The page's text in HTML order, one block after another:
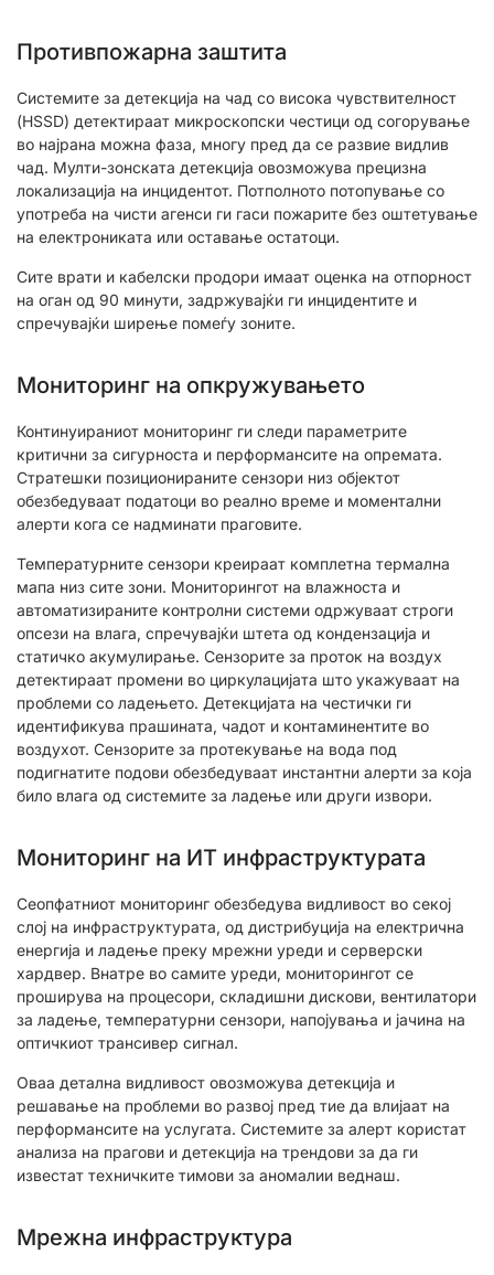
Противпожарна заштита
Системите за детекција на чад со висока чувствителност
(HSSD) детектираат микроскопски честици од согорување
во најрана можна фаза, многу пред да се развие видлив
чад. Мулти-зонската детекција овозможува прецизна
локализација на инцидентот. Потполното потопување со
употреба на чисти агенси ги гаси пожарите без оштетување
на електрониката или оставање остатоци.
Сите врати и кабелски продори имаат оценка на отпорност
на оган од 90 минути, задржувајќи ги инцидентите и
спречувајќи ширење помеѓу зоните.
Мониторинг на опкружувањето
Континуираниот мониторинг ги следи параметрите
критични за сигурноста и перформансите на опремата.
Стратешки позиционираните сензори низ објектот
обезбедуваат податоци во реално време и моментални
алерти кога се надминати праговите.
Температурните сензори креираат комплетна термална
мапа низ сите зони. Мониторингот на влажноста и
автоматизираните контролни системи одржуваат строги
опсези на влага, спречувајќи штета од кондензација и
статичко акумулирање. Сензорите за проток на воздух
детектираат промени во циркулацијата што укажуваат на
проблеми со ладењето. Детекцијата на честички ги
идентификува прашината, чадот и контаминентите во
воздухот. Сензорите за протекување на вода под
подигнатите подови обезбедуваат инстантни алерти за која
било влага од системите за ладење или други извори.
Мониторинг на ИТ инфраструктурата
Сеопфатниот мониторинг обезбедува видливост во секој
слој на инфраструктурата, од дистрибуција на електрична
енергија и ладење преку мрежни уреди и серверски
хардвер. Внатре во самите уреди, мониторингот се
проширува на процесори, складишни дискови, вентилатори
за ладење, температурни сензори, напојувања и јачина на
оптичкиот трансивер сигнал.
Оваа детална видливост овозможува детекција и
решавање на проблеми во развој пред тие да влијаат на
перформансите на услугата. Системите за алерт користат
анализа на прагови и детекција на трендови за да ги
известат техничките тимови за аномалии веднаш.
Мрежна инфраструктура